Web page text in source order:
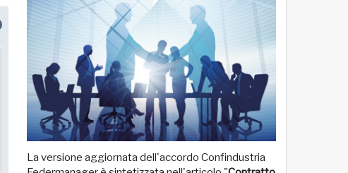
La versione aggiornata dell'accordo Confindustria